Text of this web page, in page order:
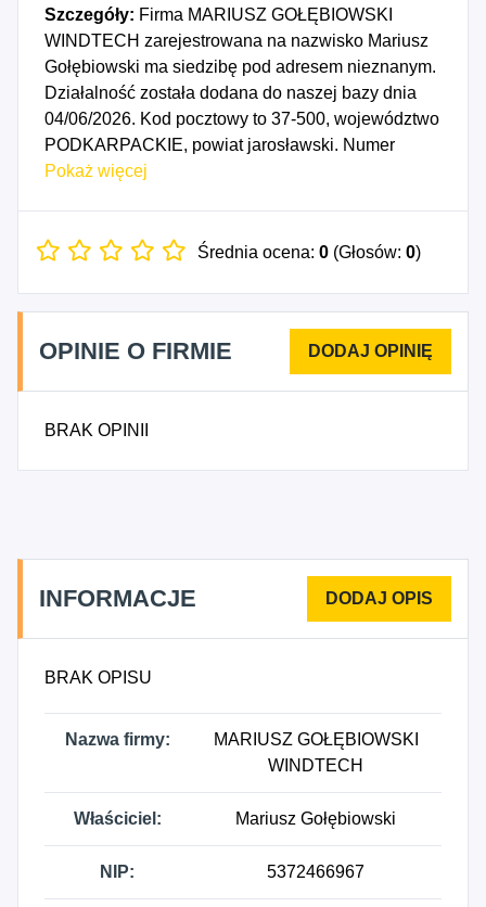
Szczegóły: Firma MARIUSZ GOŁĘBIOWSKI
WINDTECH zarejestrowana na nazwisko Mariusz
Gołębiowski ma siedzibę pod adresem nieznanym.
Działalność została dodana do naszej bazy dnia
04/06/2026. Kod pocztowy to 37-500, województwo
PODKARPACKIE, powiat jarosławski. Numer
Identyfikacji Podatkowej NIP to 5372466967, a
rozpoczęcia działalności gospodarczej przypada
wyposażenia, 3320Z - Instalowanie maszyn
przemysłowych, sprzętu i wyposażenia, 4222Z -
4299Z - Roboty związane z budową pozostałych
pozostałych instalacji budowlanych.
Pokaż więcej
Średnia ocena: 0 (Głosów: 0)
OPINIE O FIRMIE
BRAK OPINII
INFORMACJE
BRAK OPISU
Nazwa firmy:
MARIUSZ GOŁĘBIOWSKI
WINDTECH
Właściciel: Mariusz Gołębiowski
NIP: 5372466967